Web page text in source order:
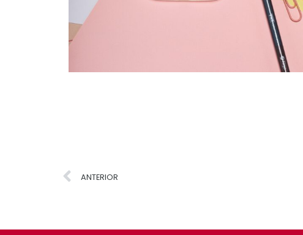
ANTERIOR